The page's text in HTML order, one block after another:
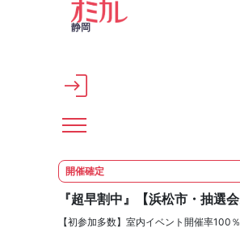
メインコンテンツへスキップ
静岡
開催確定
『超早割中』【浜松市・抽
【初参加多数】室内イベント開催率